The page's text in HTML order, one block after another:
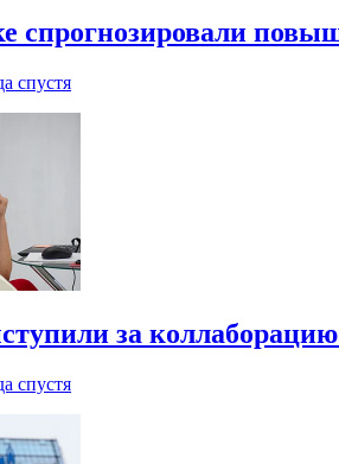
спрогнозировали
спустя
за
спустя